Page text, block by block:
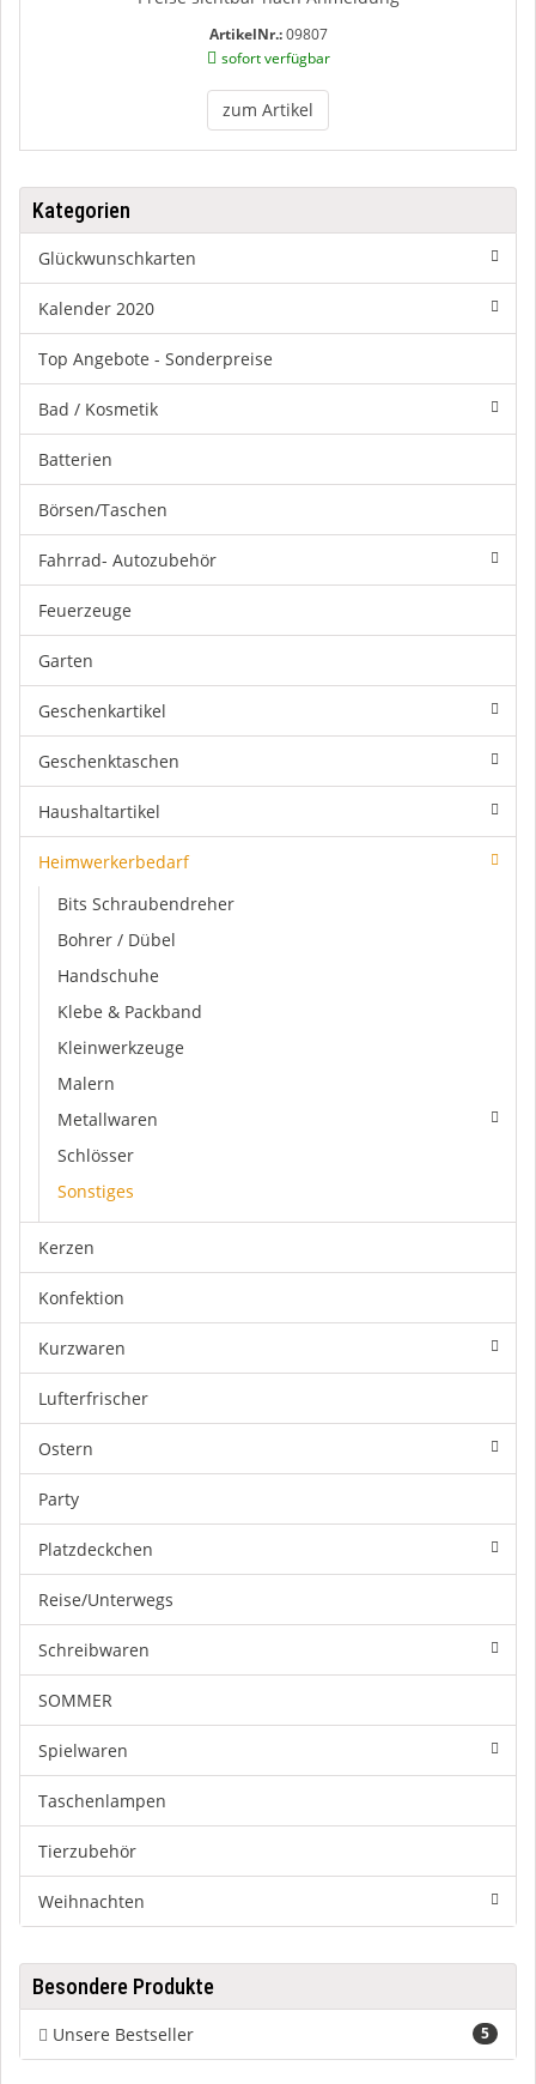
ArtikelNr.:09807
sofort verfügbar
zum Artikel
Kategorien
Glückwunschkarten
Kalender 2020
Top Angebote - Sonderpreise
Bad / Kosmetik
Batterien
Börsen/Taschen
Fahrrad- Autozubehör
Feuerzeuge
Garten
Geschenkartikel
Geschenktaschen
Haushaltartikel
Heimwerkerbedarf
Bits Schraubendreher
Bohrer / Dübel
Handschuhe
Klebe & Packband
Kleinwerkzeuge
Malern
Metallwaren
Schlösser
Sonstiges
Kerzen
Konfektion
Kurzwaren
Lufterfrischer
Ostern
Party
Platzdeckchen
Reise/Unterwegs
Schreibwaren
SOMMER
Spielwaren
Taschenlampen
Tierzubehör
Weihnachten
Besondere Produkte
5
Unsere Bestseller